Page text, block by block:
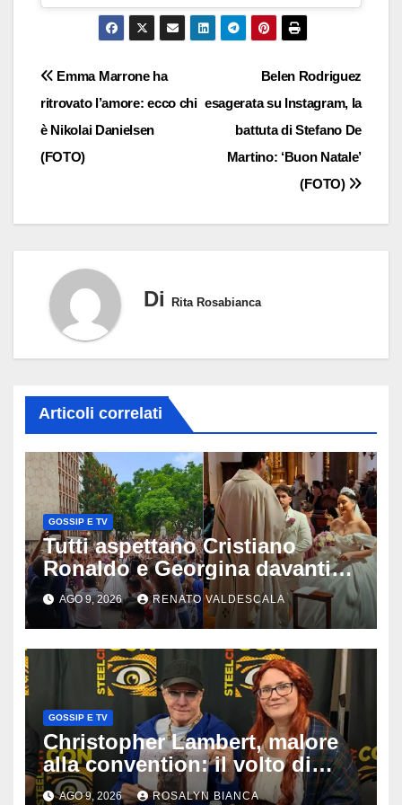
Navigazione
articoli
Belen Rodriguez
esagerata su Instagram, la
battuta di Stefano De
Martino: ‘Buon Natale’
(FOTO)
Emma Marrone ha
ritrovato l’amore: ecco chi
è Nikolai Danielsen
(FOTO)
Di Rita Rosabianca
Articoli correlati
GOSSIP E TV
Tutti aspettano Cristiano
Ronaldo e Georgina davanti
alla cattedrale: ma il
matrimonio era di un’altra
coppia
AGO 9, 2026 RENATO VALDESCALA
GOSSIP E TV
Christopher Lambert, malore
alla convention: il volto di
Highlander trasportato via in
AGO 9, 2026 ROSALYN BIANCA